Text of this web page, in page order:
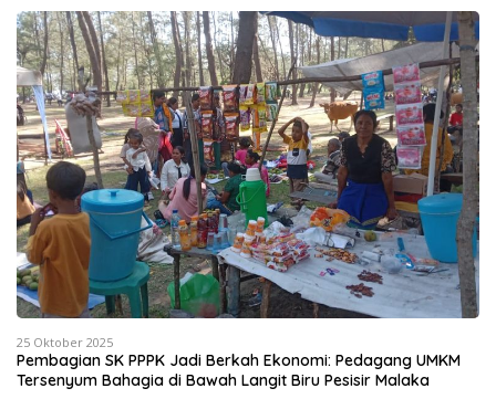
25 Oktober 2025
Pembagian SK PPPK Jadi Berkah Ekonomi: Pedagang UMKM
Tersenyum Bahagia di Bawah Langit Biru Pesisir Malaka